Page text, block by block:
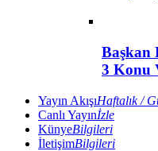
Başkan
3 Konu
Yayın AkışıHaftalık /
Canlı Yayınİzle
KünyeBilgileri
İletişimBilgileri